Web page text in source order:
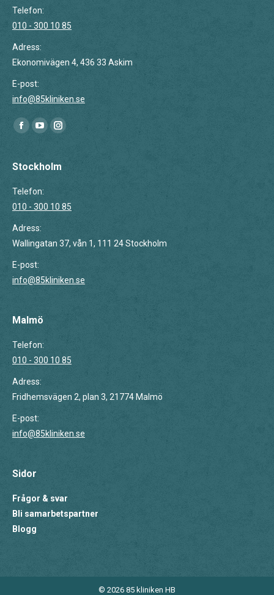
Telefon:
010 - 300 10 85
Adress:
Ekonomivägen 4, 436 33 Askim
E-post:
info@85kliniken.se
Du hittar oss på:
Facebook
opens
new
window
YouTube
opens
new
window
Instagram
opens
window
Stockholm
Telefon:
010 - 300 10 85
Adress:
Wallingatan 37, vån 1, 111 24 Stockholm
E-post:
info@85kliniken.se
Malmö
Telefon:
010 - 300 10 85
Adress:
Fridhemsvägen 2, plan 3, 21774 Malmö
E-post:
info@85kliniken.se
Sidor
Frågor & svar
Bli samarbetspartner
Blogg
© 2026 85 kliniken HB